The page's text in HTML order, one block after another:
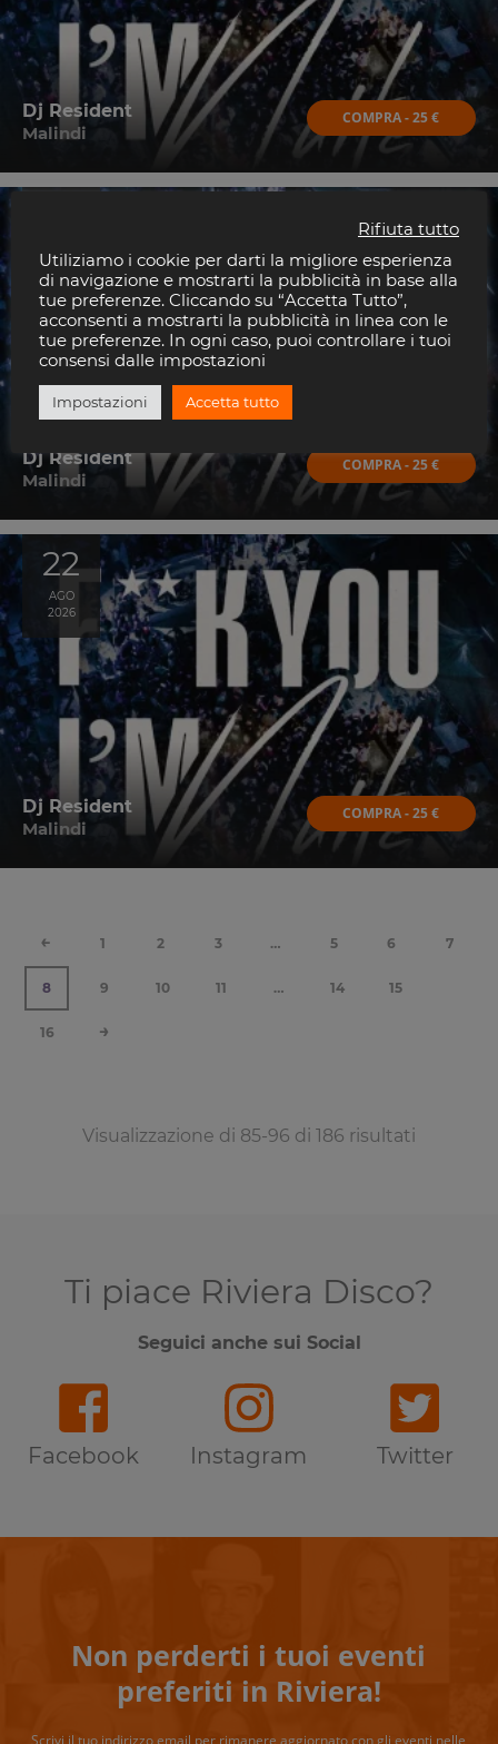
Dj Resident
Malindi
COMPRA - 25 €
2026
Dj Resident
Malindi
COMPRA - 25 €
22
AGO
2026
Dj Resident
Malindi
COMPRA - 25 €
← 1 2 3 … 5 6 7
8 9 10 11 … 14 15
16 →
Visualizzazione di 85-96 di 186 risultati
Ti piace Riviera Disco?
Seguici anche sui Social
Facebook Instagram Twitter
Non perderti i tuoi eventi
preferiti in Riviera!
Scrivi il tuo indirizzo email per rimanere aggiornato con gli eventi nelle
Rifiuta tutto
Utiliziamo i cookie per darti la migliore esperienza
di navigazione e mostrarti la pubblicità in base alla
tue preferenze. Cliccando su “Accetta Tutto”,
acconsenti a mostrarti la pubblicità in linea con le
tue preferenze. In ogni caso, puoi controllare i tuoi
consensi dalle impostazioni
Impostazioni Accetta tutto